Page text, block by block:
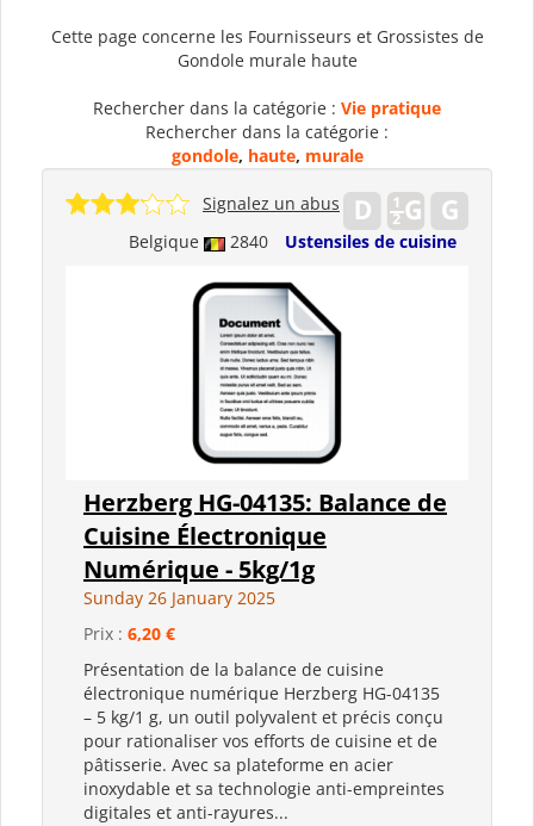
Cette page concerne les Fournisseurs et Grossistes de
Gondole murale haute
Rechercher dans la catégorie : Vie pratique
Rechercher dans la catégorie :
gondole, haute, murale
Belgique 2840 Ustensiles de cuisine
Signalez un abus
Herzberg HG-04135: Balance de
Cuisine Électronique
Numérique - 5kg/1g
Sunday 26 January 2025
Prix : 6,20 €
Présentation de la balance de cuisine
électronique numérique Herzberg HG-04135
– 5 kg/1 g, un outil polyvalent et précis conçu
pour rationaliser vos efforts de cuisine et de
pâtisserie. Avec sa plateforme en acier
inoxydable et sa technologie anti-empreintes
digitales et anti-rayures...